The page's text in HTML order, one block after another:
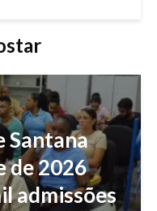
Santana
de 2026
admissões